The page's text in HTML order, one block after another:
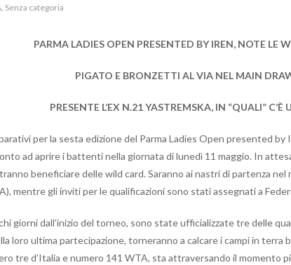
Senza categoria
PARMA LADIES OPEN PRESENTED BY IREN, NOTE LE
PIGATO E BRONZETTI AL VIA NEL MAIN
PRESENTE L’EX N.21 YASTREMSKA, IN “QUALI” C’È
per la sesta edizione del Parma Ladies Open presented
ad aprire i battenti nella giornata di lunedì 11 maggio. In
beneficiare delle wild card. Saranno ai nastri di partenza nel
mentre gli inviti per le qualificazioni sono stati assegnati a
giorni dall’inizio del torneo, sono state ufficializzate tre delle
loro ultima partecipazione, torneranno a calcare i campi in terra
tre d’Italia e numero 141 WTA, sta attraversando il momento